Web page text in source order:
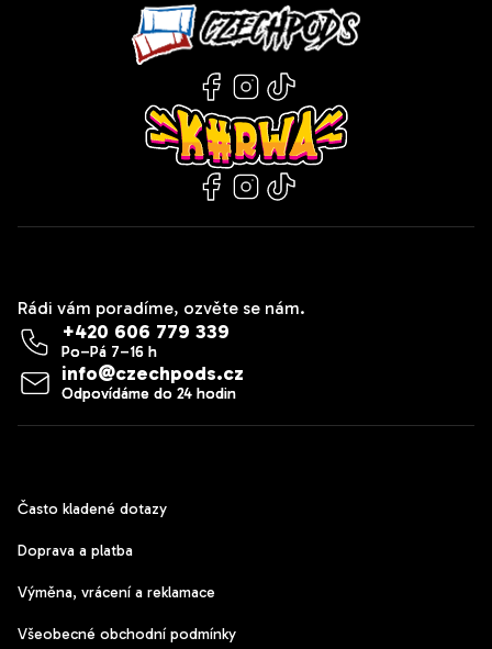
Rádi vám poradíme, ozvěte se nám.
info@czechpods.cz
+420 606 779 339
Často kladené dotazy
Doprava a platba
Výměna, vrácení a reklamace
Všeobecné obchodní podmínky